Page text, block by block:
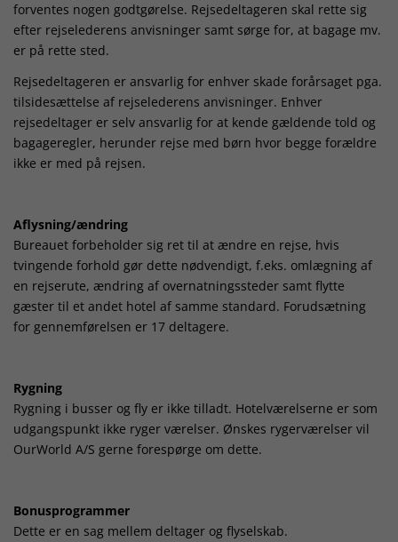
forventes nogen godtgørelse. Rejsedeltageren skal rette sig
efter rejselederens anvisninger samt sørge for, at bagage mv.
er på rette sted.
Rejsedeltageren er ansvarlig for enhver skade forårsaget pga.
tilsidesættelse af rejselederens anvisninger. Enhver
rejsedeltager er selv ansvarlig for at kende gældende told og
bagageregler, herunder rejse med børn hvor begge forældre
ikke er med på rejsen.
Aflysning/ændring
Bureauet forbeholder sig ret til at ændre en rejse, hvis
tvingende forhold gør dette nødvendigt, f.eks. omlægning af
en rejserute, ændring af overnatningssteder samt flytte
gæster til et andet hotel af samme standard. Forudsætning
for gennemførelsen er 17 deltagere.
Rygning
Rygning i busser og fly er ikke tilladt. Hotelværelserne er som
udgangspunkt ikke ryger værelser. Ønskes rygerværelser vil
OurWorld A/S gerne forespørge om dette.
Bonusprogrammer
Dette er en sag mellem deltager og flyselskab.